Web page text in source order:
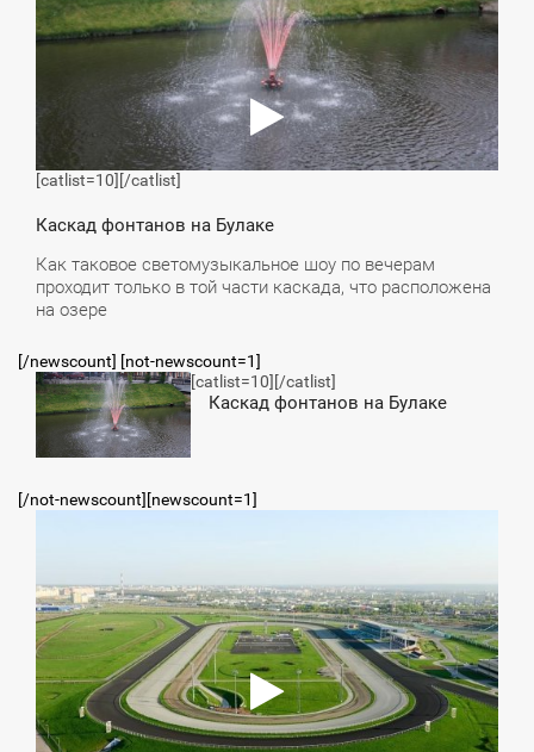
[catlist=10][/catlist]
Каскад фонтанов на Булаке
Как таковое светомузыкальное шоу по вечерам
проходит только в той части каскада, что расположена
на озере
[/newscount] [not-newscount=1]
[catlist=10][/catlist]
Каскад фонтанов на Булаке
[/not-newscount][newscount=1]